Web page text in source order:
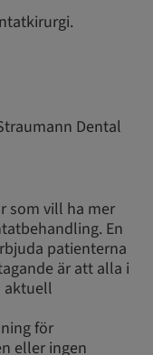
Dental
som vill ha mer
En
patienterna
är att alla i
aktuell
för
eller ingen